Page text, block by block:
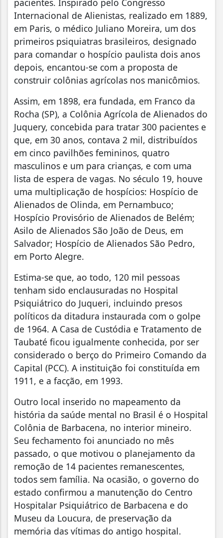
pacientes. Inspirado pelo Congresso
Internacional de Alienistas, realizado em 1889,
em Paris, o médico Juliano Moreira, um dos
primeiros psiquiatras brasileiros, designado
para comandar o hospício paulista dois anos
depois, encantou-se com a proposta de
construir colônias agrícolas nos manicômios.
Assim, em 1898, era fundada, em Franco da
Rocha (SP), a Colônia Agrícola de Alienados do
Juquery, concebida para tratar 300 pacientes e
que, em 30 anos, contava 2 mil, distribuídos
em cinco pavilhões femininos, quatro
masculinos e um para crianças, e com uma
lista de espera de vagas. No século 19, houve
uma multiplicação de hospícios: Hospício de
Alienados de Olinda, em Pernambuco;
Hospício Provisório de Alienados de Belém;
Asilo de Alienados São João de Deus, em
Salvador; Hospício de Alienados São Pedro,
em Porto Alegre.
Estima-se que, ao todo, 120 mil pessoas
tenham sido enclausuradas no Hospital
Psiquiátrico do Juqueri, incluindo presos
políticos da ditadura instaurada com o golpe
de 1964. A Casa de Custódia e Tratamento de
Taubaté ficou igualmente conhecida, por ser
considerado o berço do Primeiro Comando da
Capital (PCC). A instituição foi constituída em
1911, e a facção, em 1993.
Outro local inserido no mapeamento da
história da saúde mental no Brasil é o Hospital
Colônia de Barbacena, no interior mineiro.
Seu fechamento foi anunciado no mês
passado, o que motivou o planejamento da
remoção de 14 pacientes remanescentes,
todos sem família. Na ocasião, o governo do
estado confirmou a manutenção do Centro
Hospitalar Psiquiátrico de Barbacena e do
Museu da Loucura, de preservação da
memória das vítimas do antigo hospital.